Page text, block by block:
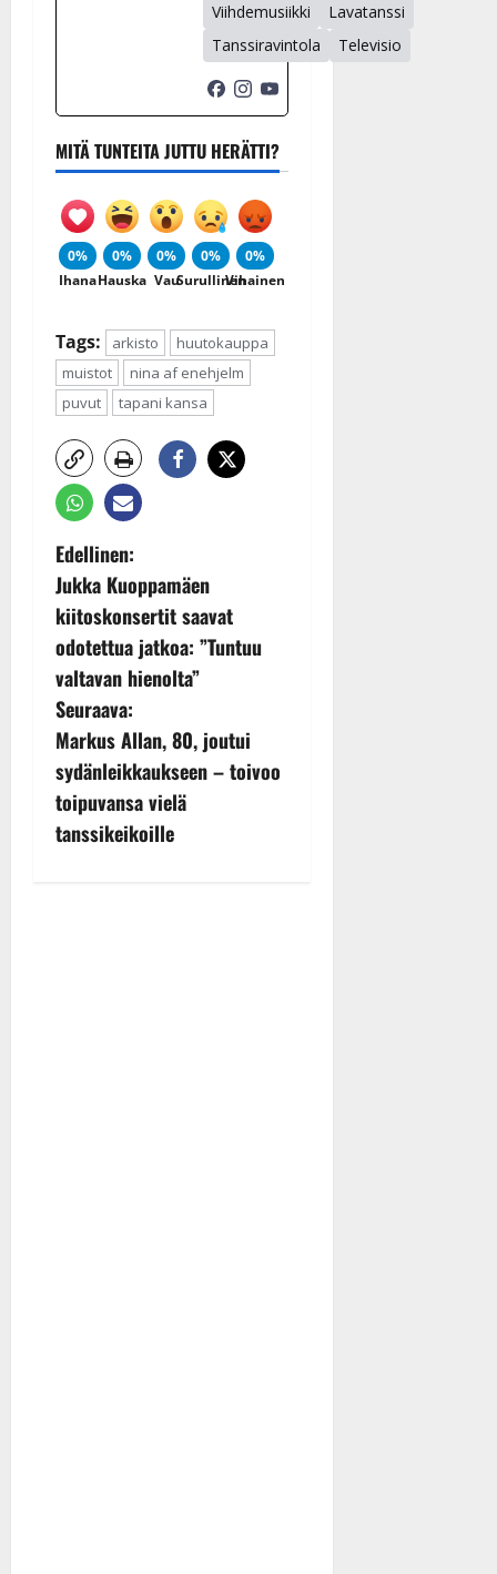
Viihdemusiikki
Lavatanssi
Tanssiravintola
Televisio
MITÄ TUNTEITA JUTTU HERÄTTI?
0%
Ihana
0%
Hauska
0%
Vau
0%
Surullinen
0%
Vihainen
Tags: arkisto
huutokauppa
muistot
nina af enehjelm
puvut
tapani kansa
P
o
s
t
n
a
v
Edellinen:
Jukka Kuoppamäen
kiitoskonsertit saavat
odotettua jatkoa: ”Tuntuu
valtavan hienolta”
Seuraava:
Markus Allan, 80, joutui
sydänleikkaukseen – toivoo
toipuvansa vielä
tanssikeikoille